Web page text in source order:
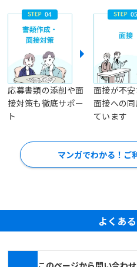
応募書類の添削や面
接対策も徹底サポー
ト
面接が不安
面接への
ています
マンガでわかる！ご
よくあ